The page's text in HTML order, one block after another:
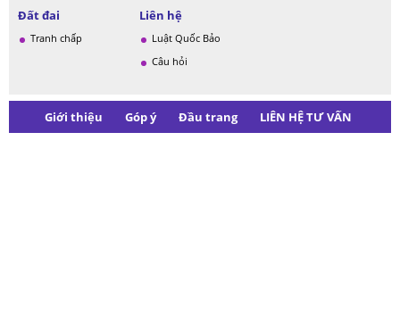
Đất đai
Tranh chấp
Liên hệ
Luật Quốc Bảo
Câu hỏi
Giới thiệu Góp ý Đầu trang LIÊN HỆ TƯ VẤN